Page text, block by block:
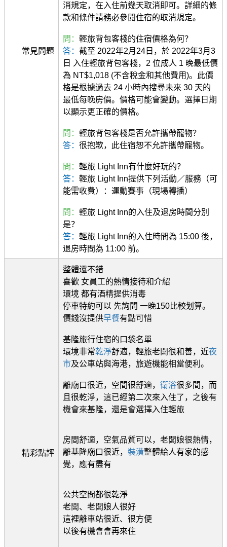
常見問題
消規定，在入住前幾天取消即可。詳細的條
款和條件請務必參閱住宿的取消規定。
問： 輕旅背包客棧的住宿價格為何？
答： 截至 2022年2月24日，於 2022年3月3
日 入住輕旅背包客棧，2 位成人 1 晚最低價
為 NT$1,018 (不含稅金和其他費用)。此價
格是根據過去 24 小時內搜尋未來 30 天的
最低每晚房價。價格可能會變動。選擇日期
以顯示更正確的價格。
問： 輕旅背包客棧是否允許攜帶寵物？
答： 很抱歉，此住宿恕不允許攜帶寵物。
問： 輕旅 Light Inn有什麼好玩的？
答： 輕旅 Light Inn提供下列活動／服務（可
能需收費）：運動賽事（現場轉播）
問： 輕旅 Light Inn的入住及退房時間分別
是？
答： 輕旅 Light Inn的入住時間為 15:00 後，
退房時間為 11:00 前。
精彩點評
整體還不錯
喜歡 女員工的熱情接待和介紹
環境 都有酒精提供消毒
停車特約可以 先詢問 一晚150比較划算。
價錢沒提供早餐有點可惜
基隆旅行住宿的口袋名單
環境非常乾淨舒適，輕旅老闆很和善，近夜
市及公車站與海港，旅遊機能相當便利。
離廟口很近，空間很舒適， 衛浴很多間，而
且很乾淨，這已經第二次來入住了，之後有
機會來基隆，還是會選擇入住輕旅
房間舒適，空氣品質可以，老闆娘很熱情，
離基隆廟口很近， 裝潢整體給人有家的感
覺，應有盡有
公共空間都很乾淨
老闆、老闆娘人很好
這裡離車站很近、很方便
以後有機會會再來住